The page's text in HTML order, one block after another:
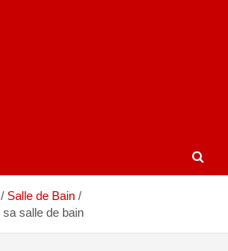
Salle de Bain
salle de bain